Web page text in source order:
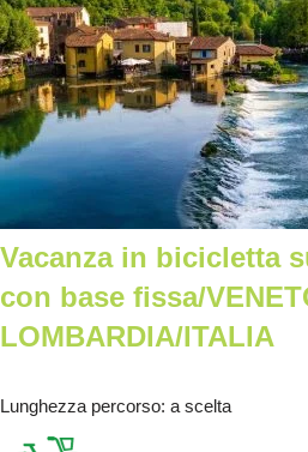
Vacanza in bicicletta
con base fissa/
LOMBARDIA/ITALIA
Lunghezza percorso: a scelta